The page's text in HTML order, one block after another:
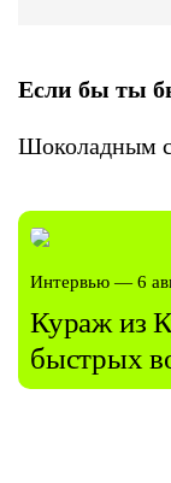
Если бы ты
Шоколадным
Интервью — 6
Кураж из
быстрых